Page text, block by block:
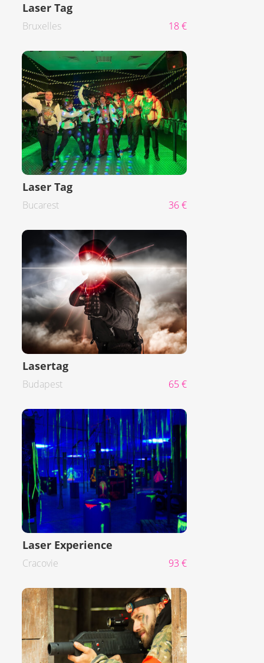
Laser Tag
Bruxelles 18 €
Laser Tag
Bucarest 36 €
Lasertag
Budapest 65 €
Laser Experience
Cracovie 93 €